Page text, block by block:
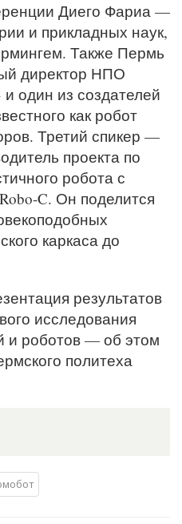
Диего Фариа —
и прикладных наук,
Также Пермь
директор НПО
один из создателей
как робот
Третий спикер —
проекта по
робота с
C. Он поделится
каркаса до
результатов
исследования
и роботов — об этом
политеха